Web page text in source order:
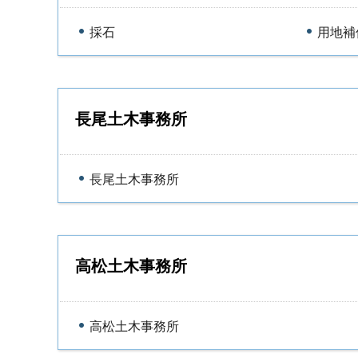
採石 用地
長尾土木事務所
長尾土木事務所
高松土木事務所
高松土木事務所